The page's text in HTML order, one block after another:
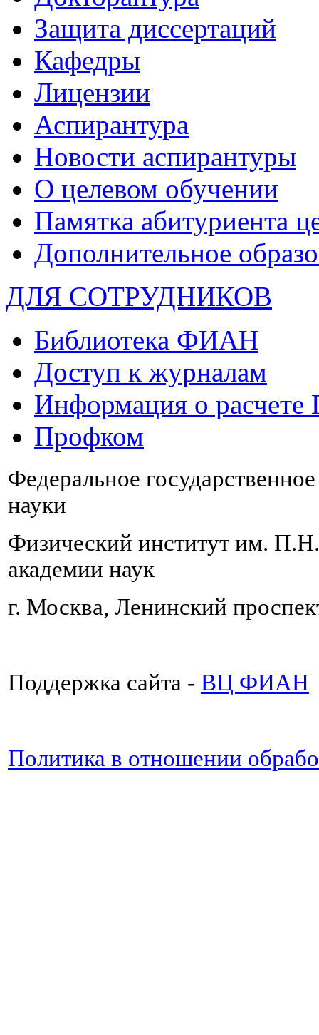
Защита диссертаций
Кафедры
Лицензии
Аспирантура
Новости аспирантуры
О целевом обучении
Памятка абитуриента
Дополнительное
ДЛЯ СОТРУДНИКОВ
Библиотека ФИАН
Доступ к журналам
Информация о
Профком
Федеральное
науки
Физический институт им.
академии наук
г. Москва, Ленинский
Поддержка сайта - ВЦ ФИАН
Политика в отношении